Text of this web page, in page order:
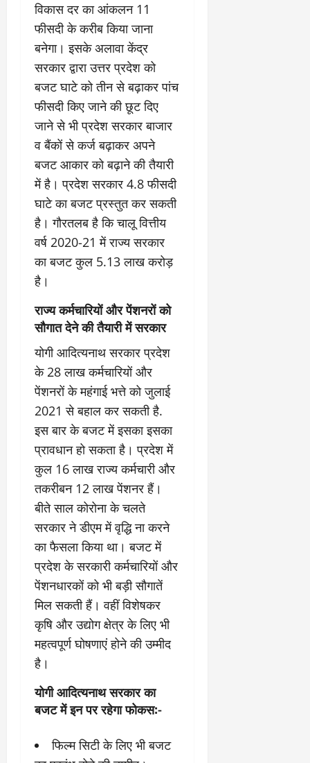
विकास दर का आंकलन 11
फीसदी के करीब किया जाना
बनेगा। इसके अलावा केंद्र
सरकार द्वारा उत्तर प्रदेश को
बजट घाटे को तीन से बढ़ाकर पांच
फीसदी किए जाने की छूट दिए
जाने से भी प्रदेश सरकार बाजार
व बैंकों से कर्ज बढ़ाकर अपने
बजट आकार को बढ़ाने की तैयारी
में है। प्रदेश सरकार 4.8 फीसदी
घाटे का बजट प्रस्तुत कर सकती
है। गौरतलब है कि चालू वित्तीय
वर्ष 2020-21 में राज्य सरकार
का बजट कुल 5.13 लाख करोड़
है।
राज्य कर्मचारियों और पेंशनरों को
सौगात देने की तैयारी में सरकार
योगी आदित्यनाथ सरकार प्रदेश
के 28 लाख कर्मचारियों और
पेंशनरों के महंगाई भत्ते को जुलाई
2021 से बहाल कर सकती है.
इस बार के बजट में इसका इसका
प्रावधान हो सकता है। प्रदेश में
कुल 16 लाख राज्य कर्मचारी और
तकरीबन 12 लाख पेंशनर हैं।
बीते साल कोरोना के चलते
सरकार ने डीएम में वृद्धि ना करने
का फैसला किया था। बजट में
प्रदेश के सरकारी कर्मचारियों और
पेंशनधारकों को भी बड़ी सौगातें
मिल सकती हैं। वहीं विशेषकर
कृषि और उद्योग क्षेत्र के लिए भी
महत्वपूर्ण घोषणाएं होने की उम्मीद
है।
योगी आदित्यनाथ सरकार का
बजट में इन पर रहेगा फोकस:-
फिल्म सिटी के लिए भी बजट